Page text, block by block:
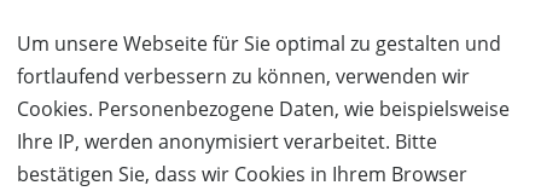
Um unsere Webseite für Sie optimal zu gestalten und
fortlaufend verbessern zu können, verwenden wir
Cookies. Personenbezogene Daten, wie beispielsweise
Ihre IP, werden anonymisiert verarbeitet. Bitte
bestätigen Sie, dass wir Cookies in Ihrem Browser